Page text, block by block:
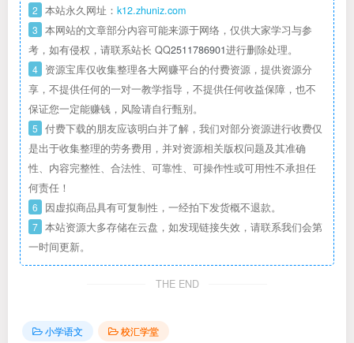
2 本站永久网址： k12.zhuniz.com
3 本网站的文章部分内容可能来源于网络，仅供大家学习与参
考，如有侵权，请联系站长 QQ2511786901进行删除处理。
4 资源宝库仅收集整理各大网赚平台的付费资源，提供资源分
享，不提供任何的一对一教学指导，不提供任何收益保障，也不
保证您一定能赚钱，风险请自行甄别。
5 付费下载的朋友应该明白并了解，我们对部分资源进行收费仅
是出于收集整理的劳务费用，并对资源相关版权问题及其准确
性、内容完整性、合法性、可靠性、可操作性或可用性不承担任
何责任！
6 因虚拟商品具有可复制性，一经拍下发货概不退款。
7 本站资源大多存储在云盘，如发现链接失效，请联系我们会第
一时间更新。
THE END
小学语文 校汇学堂